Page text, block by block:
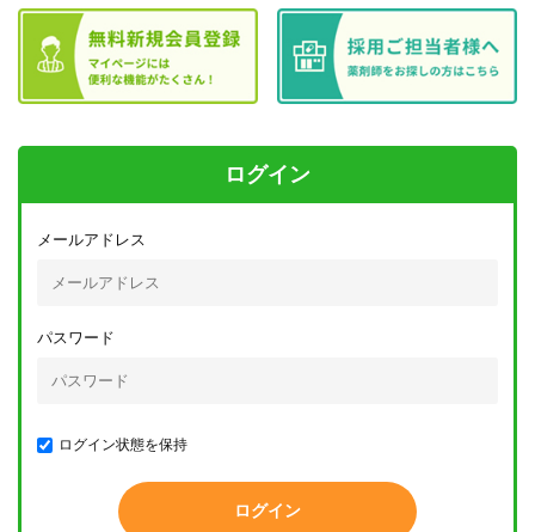
ログイン
メールアドレス
パスワード
ログイン状態を保持